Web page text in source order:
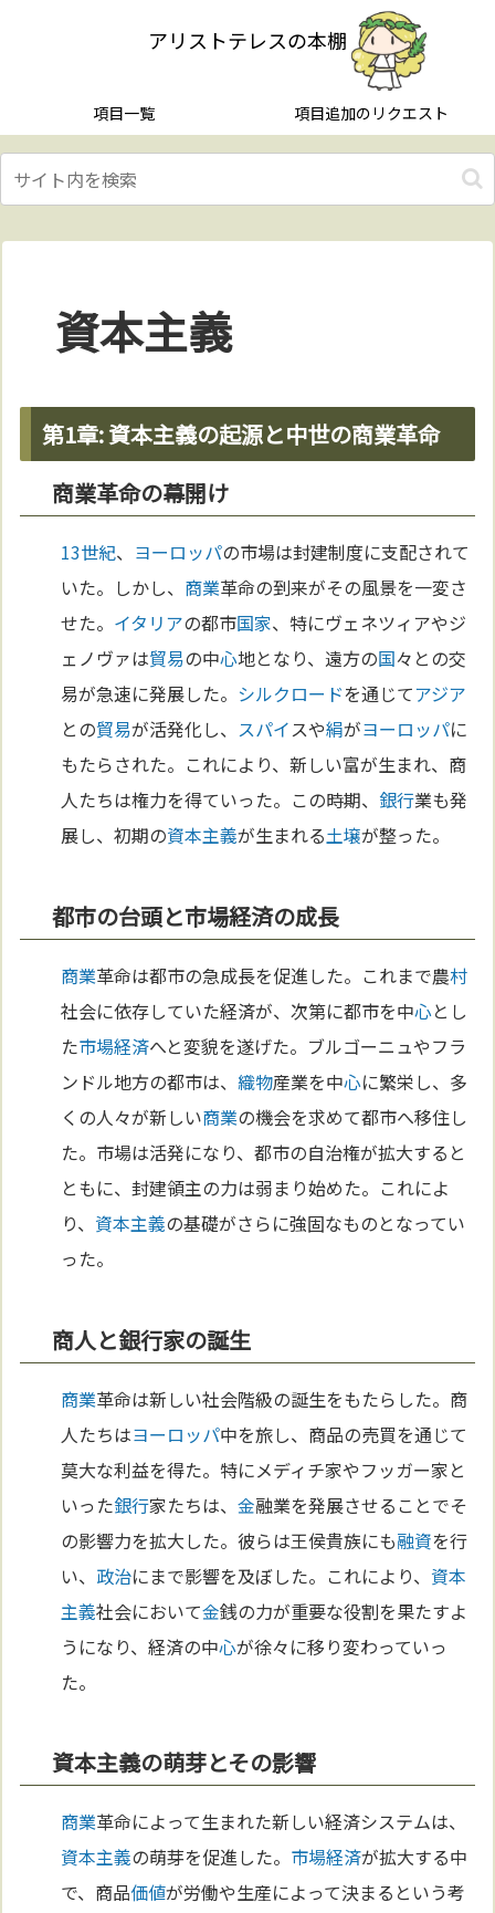
アリストテレスの本棚
項目一覧 項目追加のリクエスト
資本主義
第1章: 資本主義の起源と中世の商業革命
商業革命の幕開け
13世紀、 ヨーロッパの市場は封建制度に支配されて
いた。しかし、 商業革命の到来がその風景を一変さ
せた。 イタリアの都市国家、特にヴェネツィアやジ
ェノヴァは貿易の中心地となり、遠方の国々との交
易が急速に発展した。 シルクロードを通じてアジア
との貿易が活発化し、 スパイスや絹がヨーロッパに
もたらされた。これにより、新しい富が生まれ、商
人たちは権力を得ていった。この時期、 銀行業も発
展し、初期の資本主義が生まれる土壌が整った。
都市の台頭と市場経済の成長
商業革命は都市の急成長を促進した。これまで農村
社会に依存していた経済が、次第に都市を中心とし
た市場経済へと変貌を遂げた。ブルゴーニュやフラ
ンドル地方の都市は、織物産業を中心に繁栄し、多
くの人々が新しい商業の機会を求めて都市へ移住し
た。市場は活発になり、都市の自治権が拡大すると
ともに、封建領主の力は弱まり始めた。これによ
り、 資本主義の基礎がさらに強固なものとなってい
った。
商人と銀行家の誕生
商業革命は新しい社会階級の誕生をもたらした。商
人たちはヨーロッパ中を旅し、商品の売買を通じて
莫大な利益を得た。特にメディチ家やフッガー家と
いった銀行家たちは、金融業を発展させることでそ
の影響力を拡大した。彼らは王侯貴族にも融資を行
い、 政治にまで影響を及ぼした。これにより、 資本
主義社会において金銭の力が重要な役割を果たすよ
うになり、経済の中心が徐々に移り変わっていっ
た。
資本主義の萌芽とその影響
商業革命によって生まれた新しい経済システムは、
資本主義の萌芽を促進した。 市場経済が拡大する中
で、商品価値が労働や生産によって決まるという考